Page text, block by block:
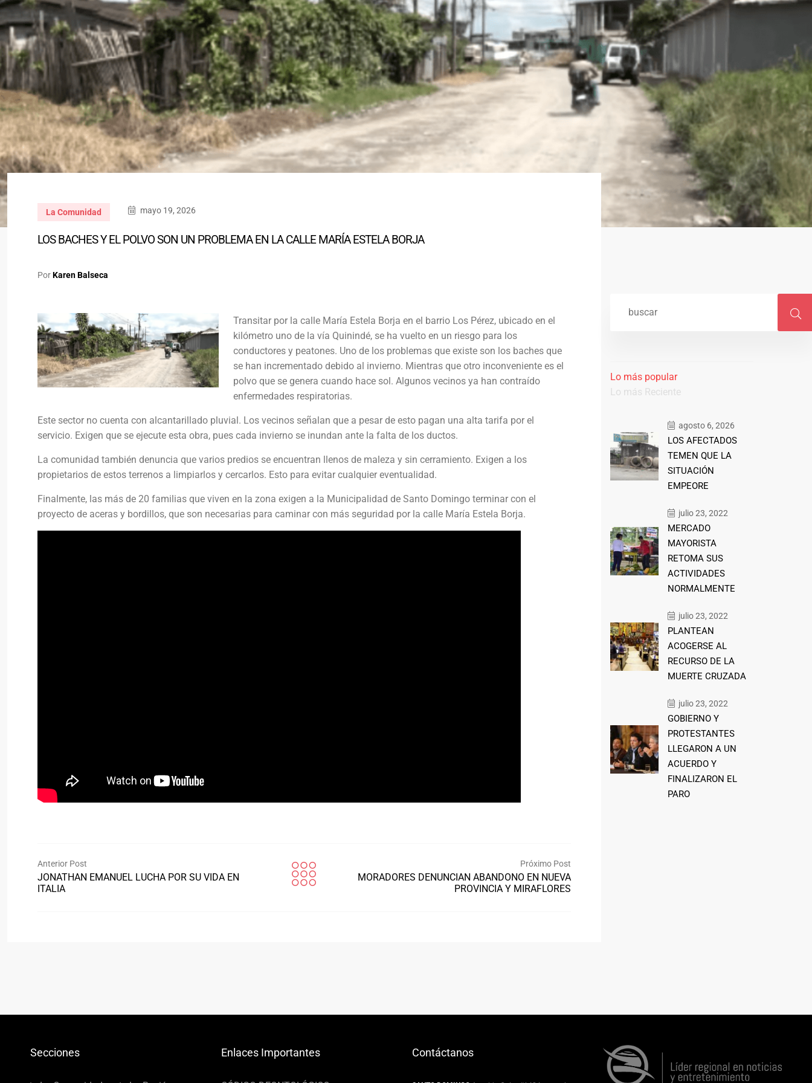
La Comunidad mayo 19, 2026
LOS BACHES Y EL POLVO SON UN PROBLEMA EN LA CALLE MARÍA ESTELA BORJA
PorKaren Balseca
Transitar por la calle María Estela Borja en el barrio Los Pérez, ubicado en el
kilómetro uno de la vía Quinindé, se ha vuelto en un riesgo para los
conductores y peatones. Uno de los problemas que existe son los baches que
se han incrementado debido al invierno. Mientras que otro inconveniente es el
polvo que se genera cuando hace sol. Algunos vecinos ya han contraído
enfermedades respiratorias.
Este sector no cuenta con alcantarillado pluvial. Los vecinos señalan que a pesar de esto pagan una alta tarifa por el
servicio. Exigen que se ejecute esta obra, pues cada invierno se inundan ante la falta de los ductos.
La comunidad también denuncia que varios predios se encuentran llenos de maleza y sin cerramiento. Exigen a los
propietarios de estos terrenos a limpiarlos y cercarlos. Esto para evitar cualquier eventualidad.
Finalmente, las más de 20 familias que viven en la zona exigen a la Municipalidad de Santo Domingo terminar con el
proyecto de aceras y bordillos, que son necesarias para caminar con más seguridad por la calle María Estela Borja.
Anterior Post
JONATHAN EMANUEL LUCHA POR SU VIDA EN
ITALIA
Próximo Post
MORADORES DENUNCIAN ABANDONO EN NUEVA
PROVINCIA Y MIRAFLORES
Lo más popular
Lo más Reciente
agosto 6, 2026
LOS AFECTADOS
TEMEN QUE LA
SITUACIÓN
EMPEORE
julio 23, 2022
MERCADO
MAYORISTA
RETOMA SUS
ACTIVIDADES
NORMALMENTE
julio 23, 2022
PLANTEAN
ACOGERSE AL
RECURSO DE LA
MUERTE CRUZADA
julio 23, 2022
GOBIERNO Y
PROTESTANTES
LLEGARON A UN
ACUERDO Y
FINALIZARON EL
PARO
Secciones Enlaces Importantes Contáctanos